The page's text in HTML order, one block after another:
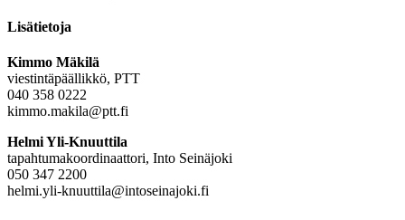
Lisätietoja
Kimmo Mäkilä
viestintäpäällikkö, PTT
040 358 0222
kimmo.makila@ptt.fi
Helmi Yli-Knuuttila
tapahtumakoordinaattori, Into Seinäjoki
050 347 2200
helmi.yli-knuuttila@intoseinajoki.fi